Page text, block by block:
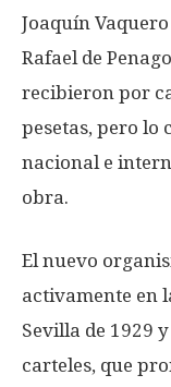
Joaquín
Rafael de
recibieron por
pesetas, pero lo
nacional e
obra.
El nuevo
activamente en
Sevilla de 1929
carteles, que